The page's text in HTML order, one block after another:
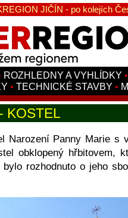
JIČÍN - po kolejích
ROZHLEDNY A VYHLÍDKY •
• TECHNICKÉ STAVBY •
KOSTEL
Narození Panny Marie s
obklopený hřbitovem,
rozhodnuto o jeho